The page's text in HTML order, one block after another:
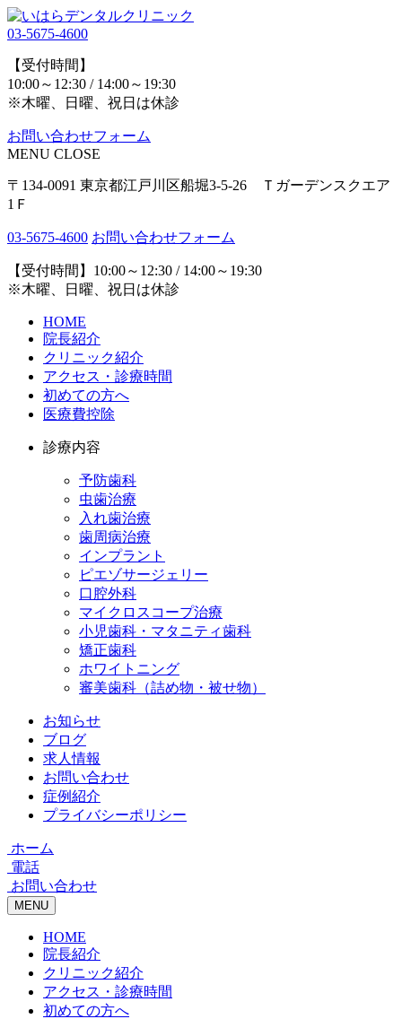
03-5675-4600
【受付時間】
10:00～12:30 / 14:00～19:30
※木曜、日曜、祝日は休診
お問い合わせフォーム
MENU CLOSE
〒134-0091 東京都江戸川区船堀3-5-26 Ｔガーデンスクエア
1Ｆ
03-5675-4600 お問い合わせフォーム
【受付時間】10:00～12:30 / 14:00～19:30
※木曜、日曜、祝日は休診
HOME
院長紹介
クリニック紹介
アクセス・診療時間
初めての方へ
医療費控除
診療内容
予防歯科
虫歯治療
入れ歯治療
歯周病治療
インプラント
ピエゾサージェリー
口腔外科
マイクロスコープ治療
小児歯科・マタニティ歯科
矯正歯科
ホワイトニング
審美歯科（詰め物・被せ物）
お知らせ
ブログ
求人情報
お問い合わせ
症例紹介
プライバシーポリシー
ホーム
電話
お問い合わせ
MENU
HOME
院長紹介
クリニック紹介
アクセス・診療時間
初めての方へ